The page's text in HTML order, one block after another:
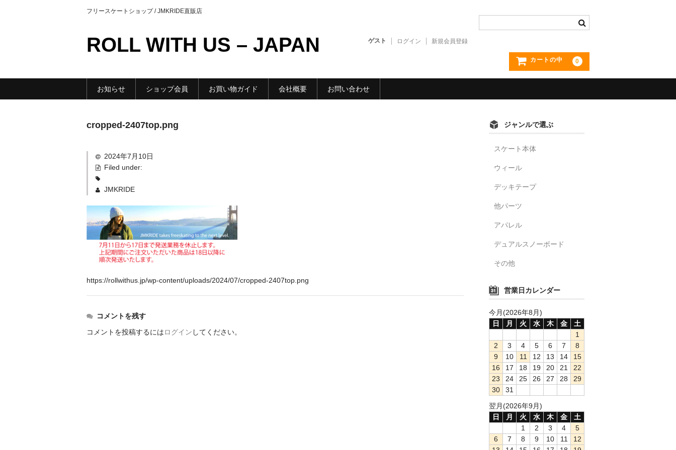
フリースケートショップ / JMKRIDE直販店
ROLL WITH US – JAPAN ゲスト ログイン 新規会員登録
カートの中 0
お知らせ ショップ会員 お買い物ガイド 会社概要 お問い合わせ
cropped-2407top.png
2024年7月10日
Filed under:
JMKRIDE
https://rollwithus.jp/wp-content/uploads/2024/07/cropped-2407top.png
コメントを残す
コメントを投稿するにはログイン してください。
ジャンルで選ぶ
スケート本体
ウィール
デッキテープ
他パーツ
アパレル
デュアルスノーボード
その他
営業日カレンダー
今月(2026年8月)
日
月 火 水 木 金
土
1
2
3 4 5 6 7
8
9
10 11 12 13 14
15
16
17 18 19 20 21
22
23
24 25 26 27 28
29
30
31
翌月(2026年9月)
日
月 火 水 木 金
土
1
2 3 4
5
6
7 8 9 10 11
12